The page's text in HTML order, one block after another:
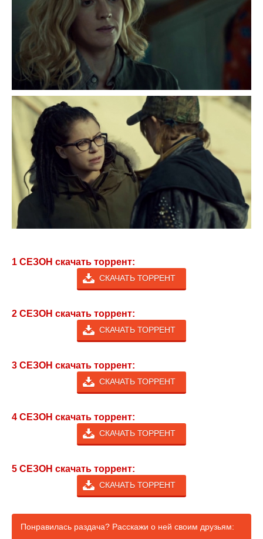
1 СЕЗОН скачать торрент:
СКАЧАТЬ ТОРРЕНТ
2 СЕЗОН скачать торрент:
СКАЧАТЬ ТОРРЕНТ
3 СЕЗОН скачать торрент:
СКАЧАТЬ ТОРРЕНТ
4 СЕЗОН скачать торрент:
СКАЧАТЬ ТОРРЕНТ
5 СЕЗОН скачать торрент:
СКАЧАТЬ ТОРРЕНТ
Понравилась раздача? Расскажи о ней своим друзьям: